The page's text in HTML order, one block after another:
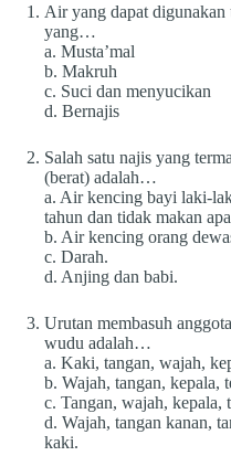
Air yang dapat
yang…
a. Musta’mal
b. Makruh
c. Suci dan menyucikan
d. Bernajis
Salah satu najis yang
(berat) adalah…
a. Air kencing bayi laki-
tahun dan tidak makan
b. Air kencing orang
c. Darah.
d. Anjing dan babi.
Urutan membasuh
wudu adalah…
a. Kaki, tangan, wajah,
b. Wajah, tangan, kepala,
c. Tangan, wajah, kepala,
d. Wajah, tangan kanan,
kaki.